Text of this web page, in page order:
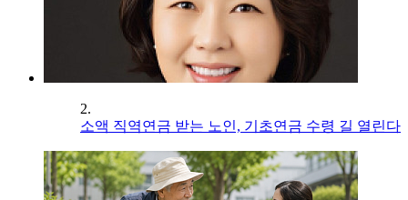
2.
소액 직역연금 받는 노인, 기초연금 수령 길 열린다